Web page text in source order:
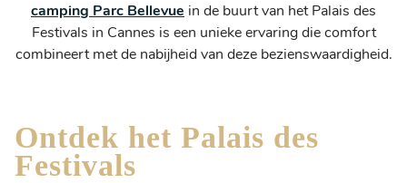
camping Parc Bellevue in de buurt van het Palais des
Festivals in Cannes is een unieke ervaring die comfort
combineert met de nabijheid van deze bezienswaardigheid.
Ontdek het Palais des
Festivals